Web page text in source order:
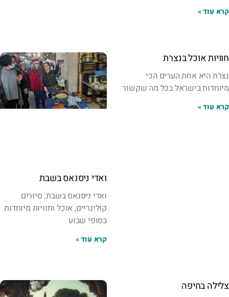
קרא עוד »
חוויות אוכל בנצרת
נצרת היא אחת הערים הכי
מיוחדות בישראל בכל מה שקשור
קרא עוד »
ואדי ניסנאס בשבת
ואדי ניסנאס בשבת: סיורים
קולינריים, אוכל וחוויות מיוחדות
בסופי שבוע
קרא עוד »
צלילה בחיפה